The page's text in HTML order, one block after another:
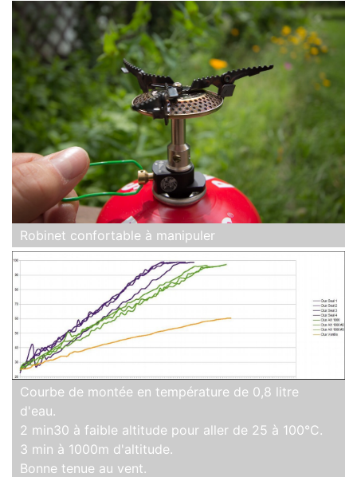
Robinet confortable à manipuler
Courbe de montée en température de 0,8 litre
d'eau.
2 min30 à faible altitude pour aller de 25 à 100°C.
3 min à 1000m d'altitude.
Bonne tenue au vent.